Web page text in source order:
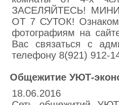
ЗАСЕЛЯЙТЕСЬ!
ОТ 7 СУТОК!
фотографиям на
Вас связаться с
телефону 8(921) 912-
Общежитие УЮТ-
18.06.2016